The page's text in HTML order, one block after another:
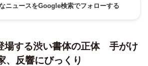
ニュースをGoogle検索でフォローする
場する渋い書体の正体 手がけ
、反響にびっくり